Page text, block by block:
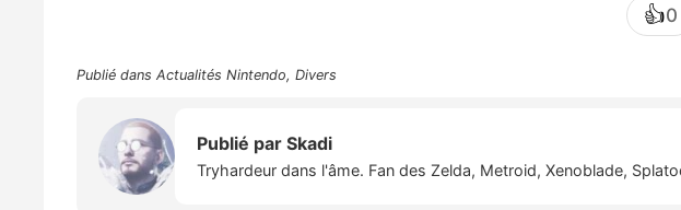
👍0
Publié dans Actualités Nintendo, Divers
Publié par Skadi
Tryhardeur dans l'âme. Fan des Zelda, Metroid, Xenoblade,